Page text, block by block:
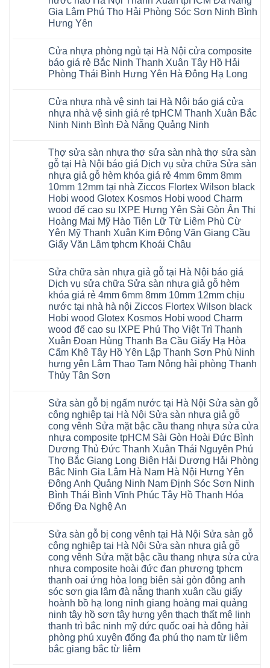
Huế
Cần
Thơ
Đà
Đức
Hoài
Đức
Ninh
Phòng
Tứ
Kỳ
Đan
Phượng
Quảng
Ninh
Thanh
Miện
Nghệ
An
Thanh
Hà
Bình
Thái
Bình
Thanh
Phụ
Phú
Thọ
Lào
Tuyên
Quang
Hải
Phòng
Hưng
Yên
Nghệ
An
Quảng
Thọ
Bắc
Ninh
Tuyên
Xuân
Hà
Nội
Từ
Liêm
Đan
Phượng
Bình
Hải
Phòng
Bắc
Ninh
Tuyên
Nguyên
hàng
đầu
đã
định
tại
Việt
Nam
Fukione
giả
gỗ
4mm
6mm
đế
cao
su
nhựa
Glotex
và
composite
giả
vân
gỗ
tạo
sang
trọng
Gia Lâm Phú Thọ Hải Phòng Sóc Sơn Ninh Bình
Hưng Yên
bình
luận
ở
Sàn
4mm
giá
bao
nhiêu
Sàn
Glotex
có
tốt
không
sàn
nhựa
glotex
nước
nào
Hà
Nội
tpHCM
Đà
Nẵng
Gia
Phú
Thọ
Phòng
Sóc
Sơn
Ninh
Bình
Hưng
Yên
Cửa nhựa phòng ngủ tại Hà Nội cửa composite
báo giá rẻ Bắc Ninh Thanh Xuân Tây Hồ Hải
Phòng Thái Bình Hưng Yên Hà Đông Hạ Long
bình
luận
ở
Cửa
ngủ
tại
Hà
Nội
cửa
composite
báo
giá
rẻ
Bắc
Ninh
Thanh
Xuân
Hải
Phòng
Thái
Bình
Hưng
Yên
Hà
Đông
Hạ
Long
Cửa nhựa nhà vệ sinh tại Hà Nội báo giá cửa
nhựa nhà vệ sinh giá rẻ tpHCM Thanh Xuân Bắc
Ninh Ninh Bình Đà Nẵng Quảng Ninh
bình
luận
ở
Cửa
nhựa
nhà
vệ
sinh
tại
Hà
Nội
giá
nhà
sinh
giá
tpHCM
Thanh
Bắc
Ninh
Ninh
Bình
Đà
Nẵng
Quảng
Thợ sửa sàn nhựa thợ sửa sàn nhà thợ sửa sàn
gỗ tại Hà Nội báo giá Dịch vụ sửa chữa Sửa sàn
nhựa giả gỗ hèm khóa giá rẻ 4mm 6mm 8mm
10mm 12mm tại nhà Ziccos Flortex Wilson black
Hobi wood Glotex Kosmos Hobi wood Charm
wood đế cao su IXPE Hưng Yên Sài Gòn Ân Thi
Hoàng Mai Mỹ Hào Tiên Lữ Từ Liêm Phù Cừ
Yên Mỹ Thanh Xuân Kim Động Văn Giang Cầu
Giấy Văn Lâm tphcm Khoái Châu
bình
luận
ở
Thợ
sửa
sàn
nhựa
thợ
sửa
sàn
nhà
sửa
sàn
Nội
báo
Dịch
vụ
sửa
chữa
Sửa
sàn
nhựa
giả
gỗ
hèm
khóa
4mm
6mm
8mm
10mm
12mm
tại
nhà
Ziccos
Flortex
Wilson
black
Hobi
wood
Glotex
Kosmos
Hobi
Sửa chữa sàn nhựa giả gỗ tại Hà Nội báo giá
Dịch vụ sửa chữa Sửa sàn nhựa giả gỗ hèm
khóa giá rẻ 4mm 6mm 8mm 10mm 12mm chịu
nước tại nhà hà nội Ziccos Flortex Wilson black
Hobi wood Glotex Kosmos Hobi wood Charm
wood đế cao su IXPE Phú Thọ Việt Trì Thanh
Xuân Đoan Hùng Thanh Ba Cầu Giấy Hạ Hòa
Cẩm Khê Tây Hồ Yên Lập Thanh Sơn Phù Ninh
hưng yên Lâm Thao Tam Nông hải phòng Thanh
Thủy Tân Sơn
bình
luận
ở
Sửa
chữa
sàn
nhựa
giả
gỗ
tại
Hà
Nội
báo
giá
sửa
chữa
Sửa
nhựa
giả
gỗ
hèm
khóa
giá
rẻ
4mm
6mm
8mm
10mm
12mm
chịu
Sửa sàn gỗ bị ngấm nước tại Hà Nội Sửa sàn gỗ
công nghiệp tại Hà Nội Sửa sàn nhựa giả gỗ
cong vênh Sửa mặt bậc cầu thang nhựa sửa cửa
nhựa composite tpHCM Sài Gòn Hoài Đức Bình
Dương Thủ Đức Thanh Xuân Thái Nguyên Phú
Thọ Bắc Giang Long Biên Hải Dương Hải Phòng
Bắc Ninh Gia Lâm Hà Nam Hà Nội Hưng Yên
Đông Anh Quảng Ninh Nam Định Sóc Sơn Ninh
Bình Thái Bình Vĩnh Phúc Tây Hồ Thanh Hóa
Đống Đa Nghệ An
bình
luận
ở
Sửa
sàn
gỗ
bị
ngấm
nước
tại
Hà
Sửa
sàn
gỗ
công
Sửa sàn gỗ bị cong vênh tại Hà Nội Sửa sàn gỗ
công nghiệp tại Hà Nội Sửa sàn nhựa giả gỗ
cong vênh Sửa mặt bậc cầu thang nhựa sửa cửa
nhựa composite hoài đức đan phượng tphcm
thanh oai ứng hòa long biên sài gòn đông anh
sóc sơn gia lâm đà nẵng thanh xuân cầu giấy
hoành bồ hạ long ninh giang hoàng mai quảng
ninh tây hồ sơn tây hưng yên thạch thất mê linh
thanh trì bắc ninh mỹ đức quốc oai hà đông hải
phòng phú xuyên đống đa phú thọ nam từ liêm
bắc giang bắc từ liêm